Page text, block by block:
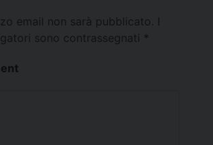
email non sarà pubblicato.
sono contrassegnati *